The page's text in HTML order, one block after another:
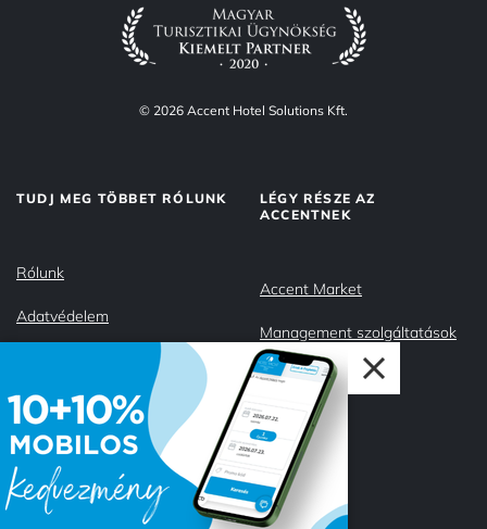
© 2026 Accent Hotel Solutions Kft.
TUDJ MEG TÖBBET RÓLUNK
Rólunk
Adatvédelem
Miért az Accent?
LÉGY RÉSZE AZ
ACCENTNEK
Accent Market
Management szolgáltatások
Csapatunk
Karrier
KÖVESS MINKET